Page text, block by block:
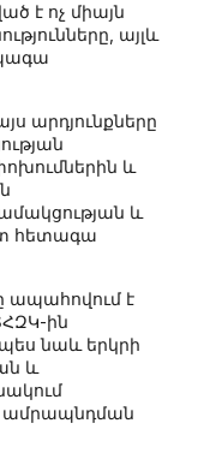
է ոչ միայն
այլև
արդյունքները
և
և
հետագա
է
ին
նաև երկրի
և
ամրապնդման